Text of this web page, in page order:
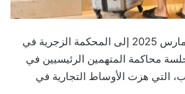
تتجه الأنظار يوم الثلاثاء 25 مارس 2025 إلى المحكمة الزجرية في
محاكمة المتهمين الرئيسيين في
التي هزت الأوساط التجارية في